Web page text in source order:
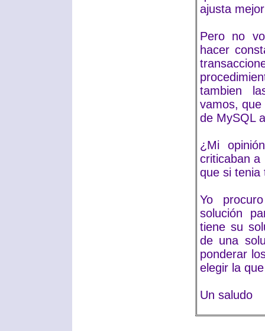
ajusta
Pero no
hacer
tambien
vamos,
de MySQL
¿Mi
criticaban a
que si tenia
Yo
solución
tiene su
de una
ponderar
elegir la
Un saludo